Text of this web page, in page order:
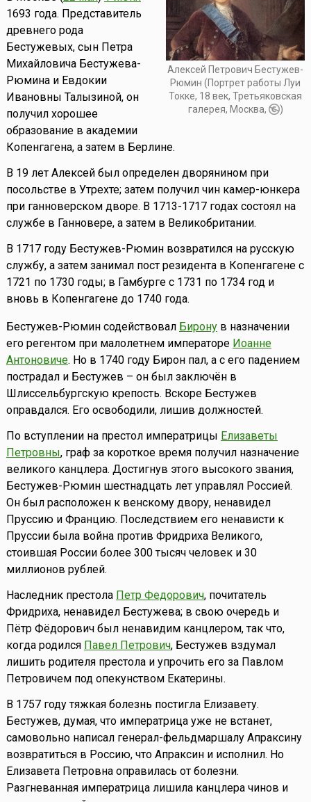
Алексей Петрович Бестужев-
Рюмин (Портрет работы Луи
Токке, 18 век, Третьяковская
галерея, Москва,
)
1693 года. Представитель
древнего рода
Бестужевых, сын Петра
Михайловича Бестужева-
Рюмина и Евдокии
Ивановны Талызиной, он
получил хорошее
образование в академии
Копенгагена, а затем в Берлине.
В 19 лет Алексей был определен дворянином при
посольстве в Утрехте; затем получил чин камер-юнкера
при ганноверском дворе. В 1713-1717 годах состоял на
службе в Ганновере, а затем в Великобритании.
В 1717 году Бестужев-Рюмин возвратился на русскую
службу, а затем занимал пост резидента в Копенгагене с
1721 по 1730 годы; в Гамбурге с 1731 по 1734 год и
вновь в Копенгагене до 1740 года.
Бестужев-Рюмин содействовал Биронув назначении
его регентом при малолетнем императоре Иоанне
Антоновиче. Но в 1740 году Бирон пал, а с его падением
пострадал и Бестужев – он был заключён в
Шлиссельбургскую крепость. Вскоре Бестужев
оправдался. Его освободили, лишив должностей.
По вступлении на престол императрицы Елизаветы
Петровны, граф за короткое время получил назначение
великого канцлера. Достигнув этого высокого звания,
Бестужев-Рюмин шестнадцать лет управлял Россией.
Он был расположен к венскому двору, ненавидел
Пруссию и Францию. Последствием его ненависти к
Пруссии была война против Фридриха Великого,
стоившая России более 300 тысяч человек и 30
миллионов рублей.
Наследник престола Петр Федорович, почитатель
Фридриха, ненавидел Бестужева; в свою очередь и
Пётр Фёдорович был ненавидим канцлером, так что,
когда родился Павел Петрович, Бестужев вздумал
лишить родителя престола и упрочить его за Павлом
Петровичем под опекунством Екатерины.
В 1757 году тяжкая болезнь постигла Елизавету.
Бестужев, думая, что императрица уже не встанет,
самовольно написал генерал-фельдмаршалу Апраксину
возвратиться в Россию, что Апраксин и исполнил. Но
Елизавета Петровна оправилась от болезни.
Разгневанная императрица лишила канцлера чинов и